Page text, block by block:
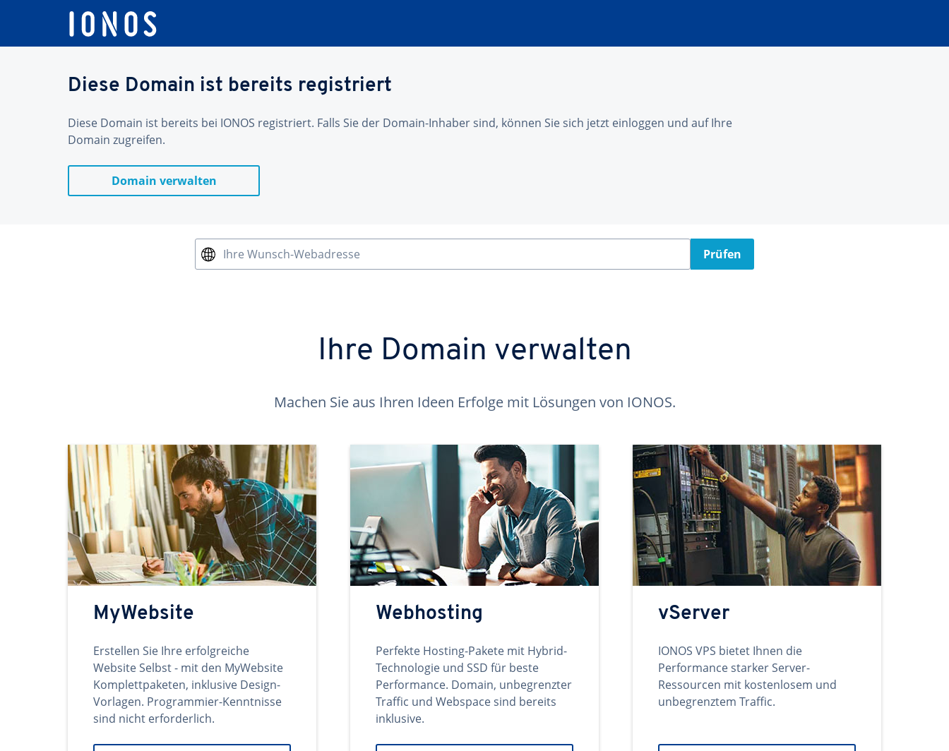
Diese Domain ist bereits registriert
Diese Domain ist bereits bei IONOS registriert. Falls Sie der Domain-Inhaber sind, können Sie sich jetzt einloggen und auf Ihre
Domain zugreifen.
Domain verwalten
Ihre Wunsch-Webadresse Prüfen
Ihre Domain verwalten
Machen Sie aus Ihren Ideen Erfolge mit Lösungen von IONOS.
MyWebsite
Erstellen Sie Ihre erfolgreiche
Website Selbst - mit den MyWebsite
Komplettpaketen, inklusive Design-
Vorlagen. Programmier-Kenntnisse
sind nicht erforderlich.
Webhosting
Perfekte Hosting-Pakete mit Hybrid-
Technologie und SSD für beste
Performance. Domain, unbegrenzter
Traffic und Webspace sind bereits
inklusive.
vServer
IONOS VPS bietet Ihnen die
Performance starker Server-
Ressourcen mit kostenlosem und
unbegrenztem Traffic.